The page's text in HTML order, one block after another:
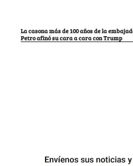
La casona más de 100 años de la
Petro afinó su cara a cara con Trump